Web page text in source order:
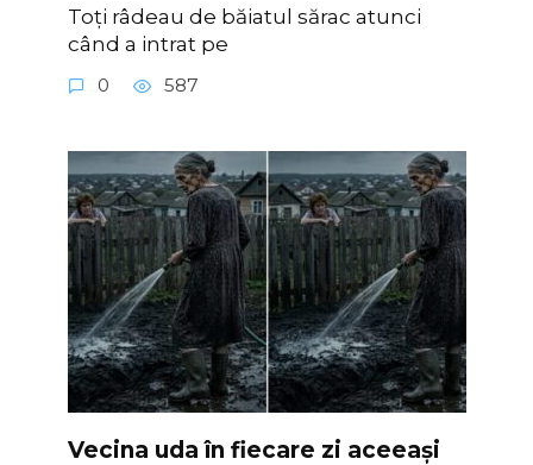
Toți râdeau de băiatul sărac atunci
când a intrat pe
0 587
Vecina uda în fiecare zi aceeași